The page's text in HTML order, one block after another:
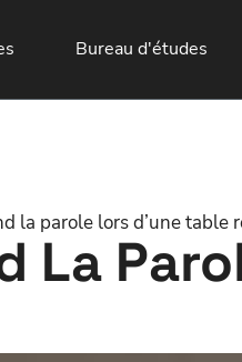
Bureau d'études
la parole lors d’une table
La